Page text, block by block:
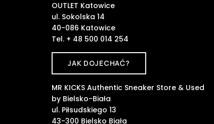
OUTLET Katowice
ul. Sokolska 14
40-086 Katowice
Tel. + 48 500 014 254
JAK DOJECHAĆ?
MR KICKS Authentic Sneaker Store & Used
by Bielsko-Biała
ul. Piłsudskiego 13
43-300 Bielsko Biała